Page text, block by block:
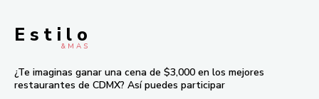
E s t i l o
& M À S
¿Te imaginas ganar una cena de $3,000 en los mejores
restaurantes de CDMX? Así puedes participar